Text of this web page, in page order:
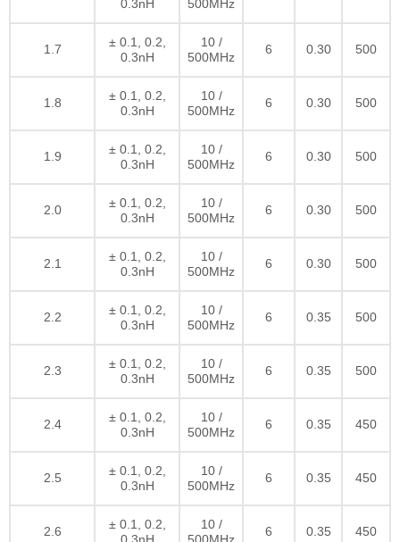
0.3nH
500MHz
1.7
± 0.1, 0.2,
0.3nH
10 /
500MHz
6 0.30 500
1.8
± 0.1, 0.2,
0.3nH
10 /
500MHz
6 0.30 500
1.9
± 0.1, 0.2,
0.3nH
10 /
500MHz
6 0.30 500
2.0
± 0.1, 0.2,
0.3nH
10 /
500MHz
6 0.30 500
2.1
± 0.1, 0.2,
0.3nH
10 /
500MHz
6 0.30 500
2.2
± 0.1, 0.2,
0.3nH
10 /
500MHz
6 0.35 500
2.3
± 0.1, 0.2,
0.3nH
10 /
500MHz
6 0.35 500
2.4
± 0.1, 0.2,
0.3nH
10 /
500MHz
6 0.35 450
2.5
± 0.1, 0.2,
0.3nH
10 /
500MHz
6 0.35 450
2.6
± 0.1, 0.2,
10 /
6 0.35 450